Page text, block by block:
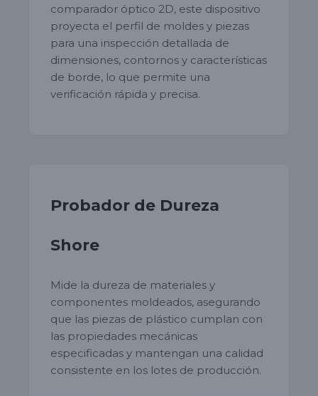
comparador óptico 2D, este dispositivo
proyecta el perfil de moldes y piezas
para una inspección detallada de
dimensiones, contornos y características
de borde, lo que permite una
verificación rápida y precisa.
Probador de Dureza
Shore
Mide la dureza de materiales y
componentes moldeados, asegurando
que las piezas de plástico cumplan con
las propiedades mecánicas
especificadas y mantengan una calidad
consistente en los lotes de producción.